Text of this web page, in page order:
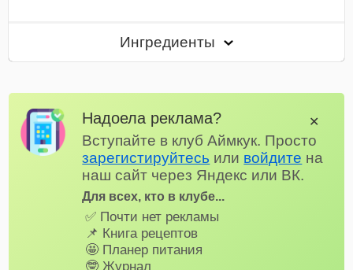
Ингредиенты
Надоела реклама?
Вступайте в клуб Аймкук. Просто
зарегистируйтесь или войдите на
наш сайт через Яндекс или ВК.
Для всех, кто в клубе...
✅ Почти нет рекламы
📌 Книга рецептов
🤩 Планер питания
🤓 Журнал
✕